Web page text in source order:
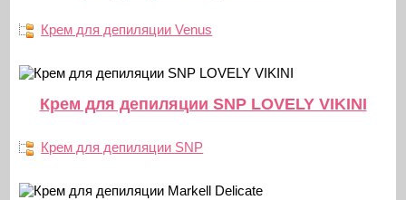
Крем для депиляции Venus
Крем для депиляции SNP LOVELY VIKINI
Крем для депиляции SNP